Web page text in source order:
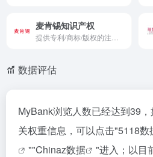
麦肯锡知识产权
数据评估
MyBank浏览人数已经达到39
关权重信息，可以点击"5118数
""Chinaz数据
"进入；以目